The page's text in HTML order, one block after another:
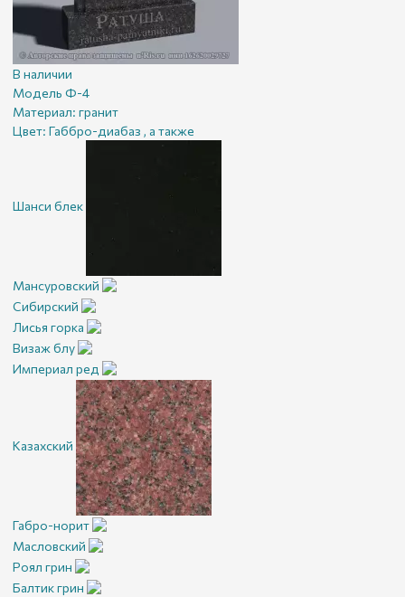
В наличии
Модель Ф-4
Материал: гранит
Цвет: Габбро-диабаз , а также
Шанси блек
Мансуровский
Сибирский
Лисья горка
Визаж блу
Империал ред
Казахский
Габро-норит
Масловский
Роял грин
Балтик грин